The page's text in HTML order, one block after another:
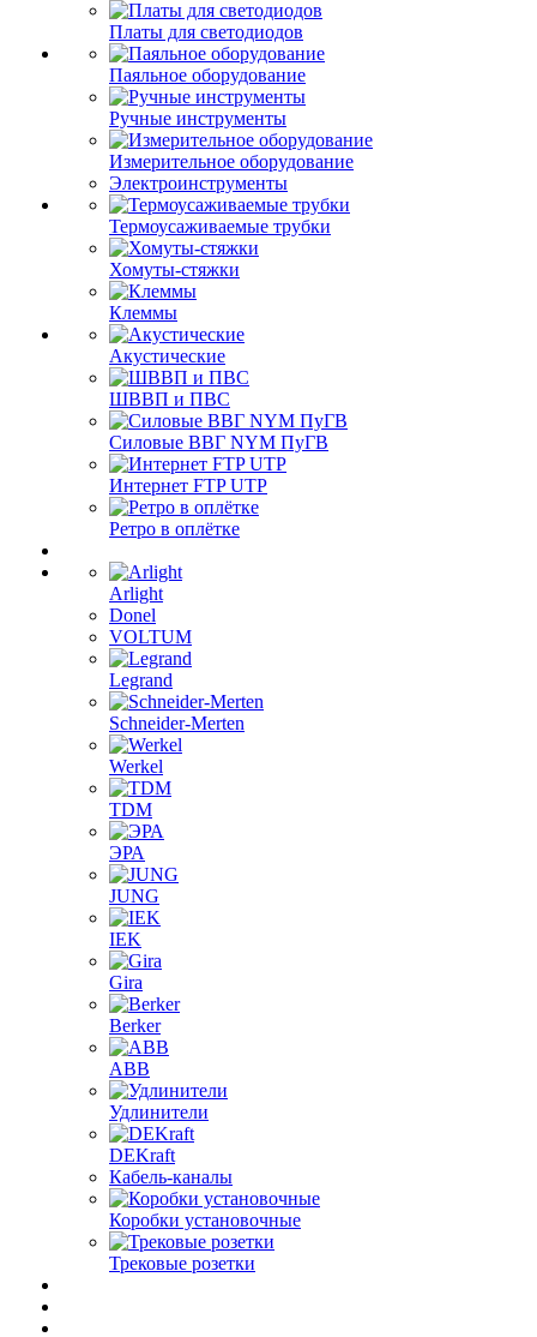
Платы для светодиодов
Паяльное оборудование
Ручные инструменты
Измерительное оборудование
Электроинструменты
Термоусаживаемые трубки
Хомуты-стяжки
Клеммы
Акустические
ШВВП и ПВС
Силовые ВВГ NYM ПуГВ
Интернет FTP UTP
Ретро в оплётке
Arlight
Donel
VOLTUM
Legrand
Schneider-Merten
Werkel
TDM
ЭРА
JUNG
IEK
Gira
Berker
ABB
Удлинители
DEKraft
Кабель-каналы
Коробки установочные
Трековые розетки